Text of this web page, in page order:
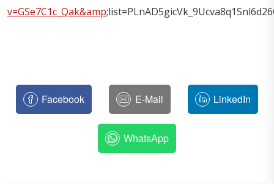
v=GSe7C1c_Qak&amp
Facebook E-Mail LinkedIn
WhatsApp